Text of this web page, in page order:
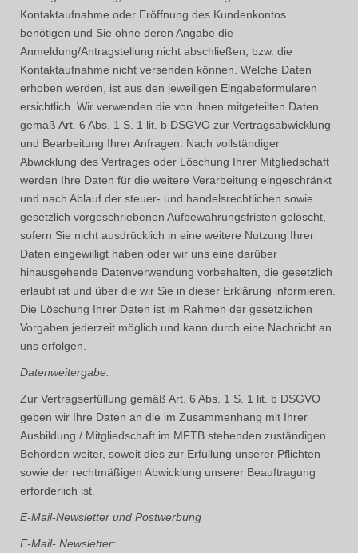
Kontaktaufnahme oder Eröffnung des Kundenkontos
benötigen und Sie ohne deren Angabe die
Anmeldung/Antragstellung nicht abschließen, bzw. die
Kontaktaufnahme nicht versenden können. Welche Daten
erhoben werden, ist aus den jeweiligen Eingabeformularen
ersichtlich. Wir verwenden die von ihnen mitgeteilten Daten
gemäß Art. 6 Abs. 1 S. 1 lit. b DSGVO zur Vertragsabwicklung
und Bearbeitung Ihrer Anfragen. Nach vollständiger
Abwicklung des Vertrages oder Löschung Ihrer Mitgliedschaft
werden Ihre Daten für die weitere Verarbeitung eingeschränkt
und nach Ablauf der steuer- und handelsrechtlichen sowie
gesetzlich vorgeschriebenen Aufbewahrungsfristen gelöscht,
sofern Sie nicht ausdrücklich in eine weitere Nutzung Ihrer
Daten eingewilligt haben oder wir uns eine darüber
hinausgehende Datenverwendung vorbehalten, die gesetzlich
erlaubt ist und über die wir Sie in dieser Erklärung informieren.
Die Löschung Ihrer Daten ist im Rahmen der gesetzlichen
Vorgaben jederzeit möglich und kann durch eine Nachricht an
uns erfolgen.
Datenweitergabe:
Zur Vertragserfüllung gemäß Art. 6 Abs. 1 S. 1 lit. b DSGVO
geben wir Ihre Daten an die im Zusammenhang mit Ihrer
Ausbildung / Mitgliedschaft im MFTB stehenden zuständigen
Behörden weiter, soweit dies zur Erfüllung unserer Pflichten
sowie der rechtmäßigen Abwicklung unserer Beauftragung
erforderlich ist.
E-Mail-Newsletter und Postwerbung
E-Mail- Newsletter: